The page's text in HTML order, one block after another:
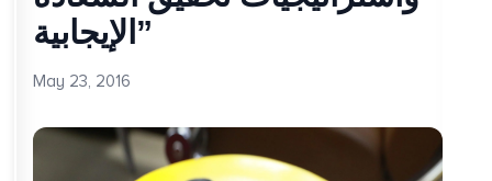
الإيجابية”
May 23, 2016